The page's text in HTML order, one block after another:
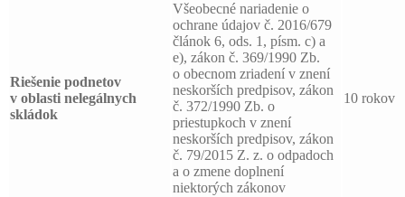
Riešenie podnetov
v oblasti nelegálnych
skládok
Všeobecné nariadenie o
ochrane údajov č. 2016/679
článok 6, ods. 1, písm. c) a
e), zákon č. 369/1990 Zb.
o obecnom zriadení v znení
neskorších predpisov, zákon
č. 372/1990 Zb. o
priestupkoch v znení
neskorších predpisov, zákon
č. 79/2015 Z. z. o odpadoch
a o zmene doplnení
niektorých zákonov
10 rokov